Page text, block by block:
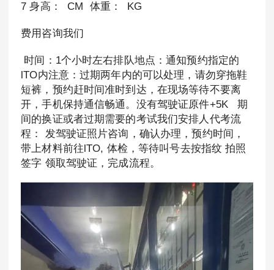
7 身高： CM 体重： KG
费用咨询我们
时间：1个小时左右排队地点：通知预约指定的
lTO内注意：过期两年内的可以处理，请勿穿拖鞋
短裤，预约赶时间准时到达，在现场等待不要离
开，手机保持通信畅通。没有驾驶证原件+5K 期
间的换证或者过期需要的考试我们安排人代考流
程： 发驾驶证照片咨询，确认办理，预约时间，
带上材料前往lTO, 体检，等待叫号去按指纹 拍照
签字 领取驾驶证，完成流程。